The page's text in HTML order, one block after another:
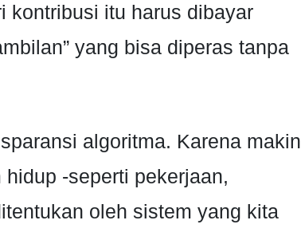
kontribusi itu harus dibayar
yang bisa diperas tanpa
algoritma. Karena makin
-seperti pekerjaan,
oleh sistem yang kita